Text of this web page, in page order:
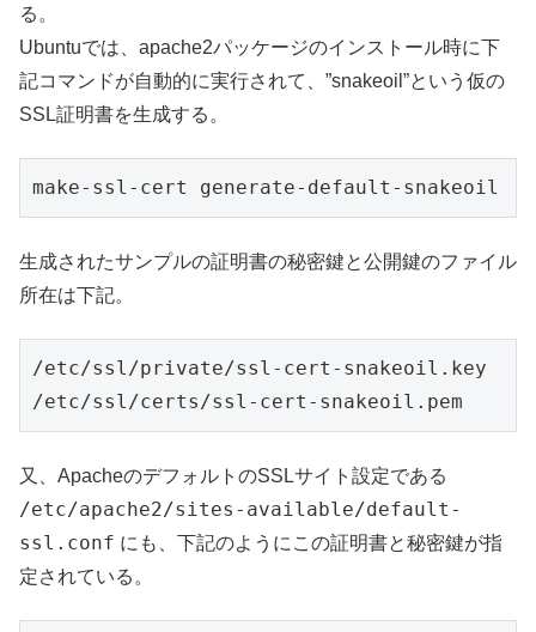
る。
Ubuntuでは、apache2パッケージのインストール時に下
記コマンドが自動的に実行されて、”snakeoil”という仮の
SSL証明書を生成する。
生成されたサンプルの証明書の秘密鍵と公開鍵のファイル
所在は下記。
/etc/ssl/private/ssl-cert-snakeoil.key
又、ApacheのデフォルトのSSLサイト設定である
/etc/apache2/sites-available/default-
ssl.conf にも、下記のようにこの証明書と秘密鍵が指
定されている。